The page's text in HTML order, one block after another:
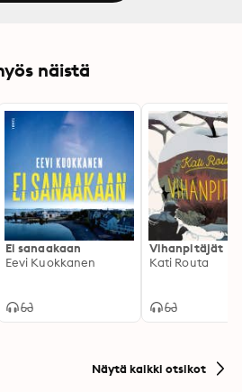
näistä
Ei sanaakaan
Eevi Kuokkanen
Vihanpitäjät
Kati Routa
Näytä kaikki otsikot